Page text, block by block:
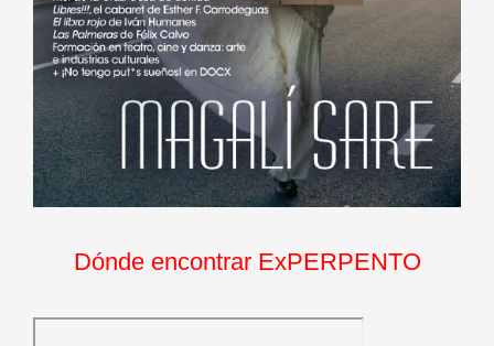
Dónde encontrar ExPERPENTO